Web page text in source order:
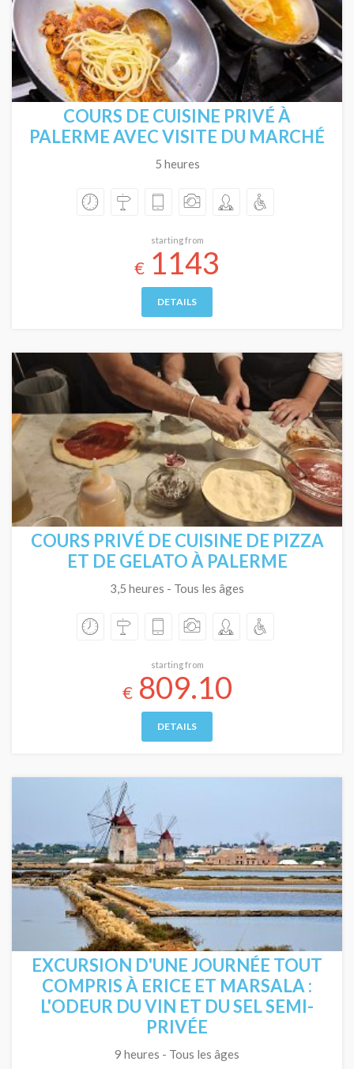
COURS DE CUISINE PRIVÉ À
PALERME AVEC VISITE DU MARCHÉ
5 heures
starting from
€ 1143
DETAILS
COURS PRIVÉ DE CUISINE DE PIZZA
ET DE GELATO À PALERME
3,5 heures - Tous les âges
starting from
€809.10
DETAILS
EXCURSION D'UNE JOURNÉE TOUT
COMPRIS À ERICE ET MARSALA :
L'ODEUR DU VIN ET DU SEL SEMI-
PRIVÉE
9 heures - Tous les âges